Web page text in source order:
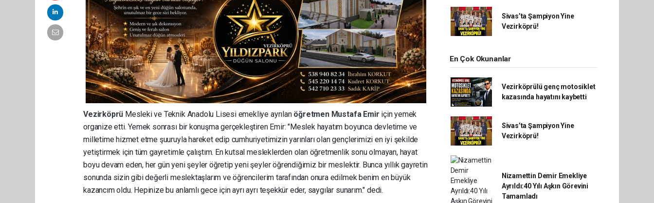
Vezirköprü Mesleki ve Teknik Anadolu Lisesi emekliye ayrılan öğretmen Mustafa Emir için yemek
organize etti. Yemek sonrası bir konuşma gerçekleştiren Emir: "Meslek hayatım boyunca devletime ve
milletime hizmet etme şuuruyla hareket edip cumhuriyetimizin yarınları olan gençlerimizi en iyi şekilde
yetiştirmek için tüm gayretimle çalıştım. En kutsal mesleklerden olan öğretmenlik sonu olmayan, hayat
boyu devam eden, her gün yeni şeyler öğretip yeni şeyler öğrendiğimiz bir meslektir. Bunca yıllık gayretin
sonunda sizin gibi değerli meslektaşlarım ve öğrencilerim tarafından onura edilmek benim en büyük
kazancım oldu. Hepinize bu anlamlı gece için ayrı ayrı teşekkür eder, saygılar sunarım." dedi.
Sivas’ta Şampiyon Yine
Vezirköprü!
En Çok Okunanlar
Vezirköprülü genç motosiklet
kazasında hayatını kaybetti
Sivas’ta Şampiyon Yine
Vezirköprü!
Nizamettin Demir Emekliye
Ayrıldı:40 Yılı Aşkın Görevini
Tamamladı